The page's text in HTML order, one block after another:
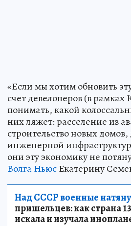
«Если мы хотим обновить
счет девелоперов (в
понимать, какой
них ляжет: расселение из
строительство новых
инженерной
они эту экономику не
Волга НьюсЕкатерину
Над СССР военные
пришельцев: как страна
искала и изучала